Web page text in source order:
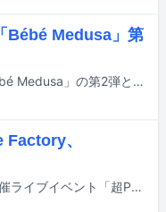
Bébé Medusa」第
チャラン・ポ・ランタンの小春がプロデュースするボタンアコーディオン「Bébé Medusa」の第2弾として、ドイツの老舗楽器メーカー・HOHNERとのコラボモデルが発売される。
、
SHADOWSが9月23日に千葉・幕張メッセ国際展示場4～6ホールで開催する主催ライブイベント「超PMAM」の全出演アーティストが発表された。